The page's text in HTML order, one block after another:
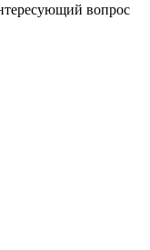
вопрос